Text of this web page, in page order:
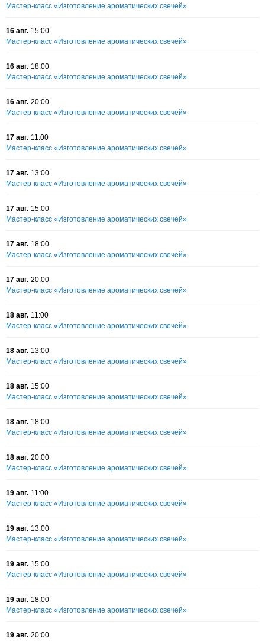
Мастер-класс «Изготовление ароматических свечей»
16 авг. 15:00
Мастер-класс «Изготовление ароматических свечей»
16 авг. 18:00
Мастер-класс «Изготовление ароматических свечей»
16 авг. 20:00
Мастер-класс «Изготовление ароматических свечей»
17 авг. 11:00
Мастер-класс «Изготовление ароматических свечей»
17 авг. 13:00
Мастер-класс «Изготовление ароматических свечей»
17 авг. 15:00
Мастер-класс «Изготовление ароматических свечей»
17 авг. 18:00
Мастер-класс «Изготовление ароматических свечей»
17 авг. 20:00
Мастер-класс «Изготовление ароматических свечей»
18 авг. 11:00
Мастер-класс «Изготовление ароматических свечей»
18 авг. 13:00
Мастер-класс «Изготовление ароматических свечей»
18 авг. 15:00
Мастер-класс «Изготовление ароматических свечей»
18 авг. 18:00
Мастер-класс «Изготовление ароматических свечей»
18 авг. 20:00
Мастер-класс «Изготовление ароматических свечей»
19 авг. 11:00
Мастер-класс «Изготовление ароматических свечей»
19 авг. 13:00
Мастер-класс «Изготовление ароматических свечей»
19 авг. 15:00
Мастер-класс «Изготовление ароматических свечей»
19 авг. 18:00
Мастер-класс «Изготовление ароматических свечей»
19 авг. 20:00